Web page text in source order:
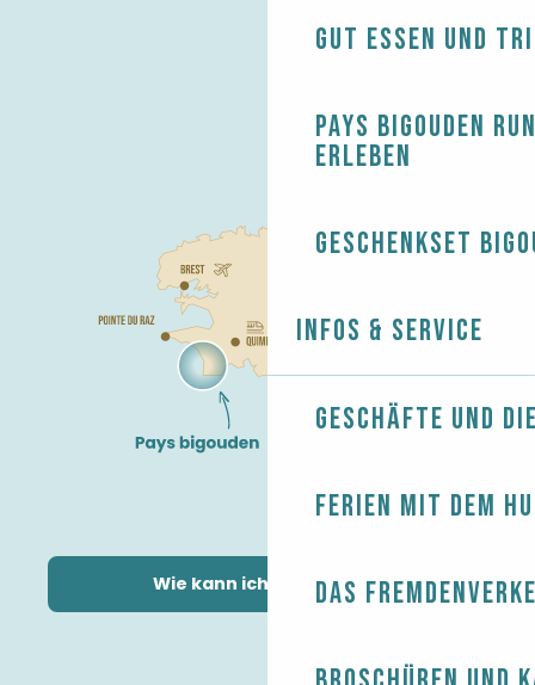
Gut essen und
Pays Bigouden
erleben
Geschenkset
Infos & Service
Geschäfte und
Ferien mit dem
Das
Wie kann ich kommen?